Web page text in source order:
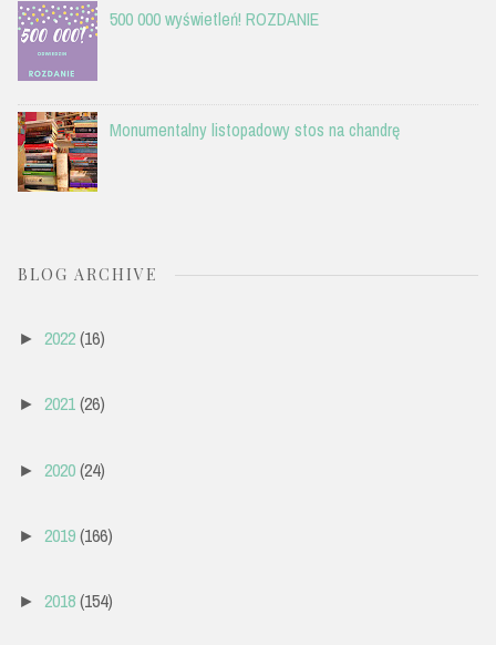
500 000 wyświetleń! ROZDANIE
Monumentalny listopadowy stos na chandrę
BLOG ARCHIVE
► 2022(16)
► 2021(26)
► 2020(24)
► 2019(166)
► 2018(154)